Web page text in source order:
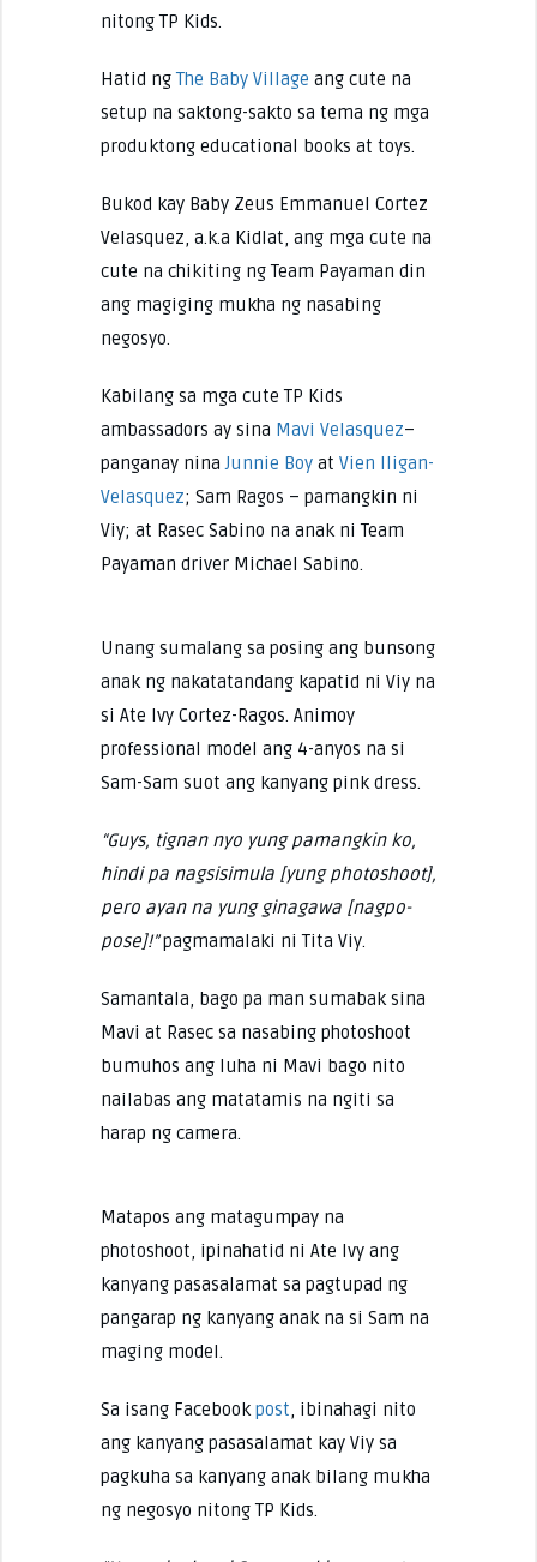
nitong TP Kids.
Hatid ngThe Baby Village ang cute na
setup na saktong-sakto sa tema ng mga
produktong educational books at toys.
Bukod kay Baby Zeus Emmanuel Cortez
Velasquez, a.k.a Kidlat, ang mga cute na
cute na chikiting ng Team Payaman din
ang magiging mukha ng nasabing
negosyo.
Kabilang sa mga cute TP Kids
ambassadors ay sina Mavi Velasquez–
panganay ninaJunnie Boyat Vien Iligan-
Velasquez; Sam Ragos – pamangkin ni
Viy; at Rasec Sabino na anak ni Team
Payaman driver Michael Sabino.
Unang sumalang sa posing ang bunsong
anak ng nakatatandang kapatid ni Viy na
si Ate Ivy Cortez-Ragos. Animoy
professional model ang 4-anyos na si
Sam-Sam suot ang kanyang pink dress.
“Guys, tignan nyo yung pamangkin ko,
hindi pa nagsisimula [yung photoshoot],
pero ayan na yung ginagawa [nagpo-
pose]!”pagmamalaki ni Tita Viy.
Samantala, bago pa man sumabak sina
Mavi at Rasec sa nasabing photoshoot
bumuhos ang luha ni Mavi bago nito
nailabas ang matatamis na ngiti sa
harap ng camera.
Matapos ang matagumpay na
photoshoot, ipinahatid ni Ate Ivy ang
kanyang pasasalamat sa pagtupad ng
pangarap ng kanyang anak na si Sam na
maging model.
Sa isang Facebookpost, ibinahagi nito
ang kanyang pasasalamat kay Viy sa
pagkuha sa kanyang anak bilang mukha
ng negosyo nitong TP Kids.